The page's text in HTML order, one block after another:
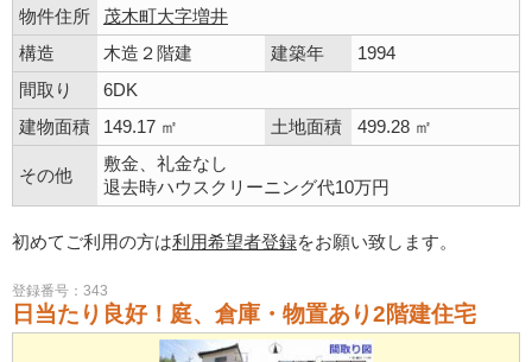
物件住所
茂木町大字増井
構造
木造２階建 建築年
1994
間取り
6DK
建物面積
149.17 ㎡ 土地面積 499.28 ㎡
その他
敷金、礼金なし
退去時ハウスクリーニング代10万円
初めてご利用の方は利用希望者登録をお願い致します。
登録番号：343
日当たり良好！庭、倉庫・物置あり2階建住宅